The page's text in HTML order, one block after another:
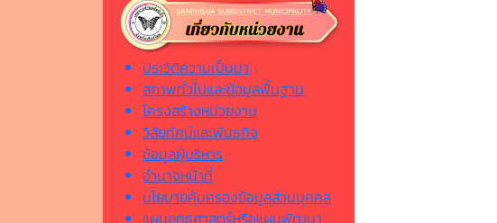
ประวัติความเป็นมา
สภาพทั่วไปและข้อมูลพื้นฐาน
โครงสร้างหน่วยงาน
วิสัยทัศน์และพันธกิจ
ข้อมูลผู้บริหาร
อำนาจหน้าที่
นโยบายคุ้มครองข้อมูลส่วนบุคคล